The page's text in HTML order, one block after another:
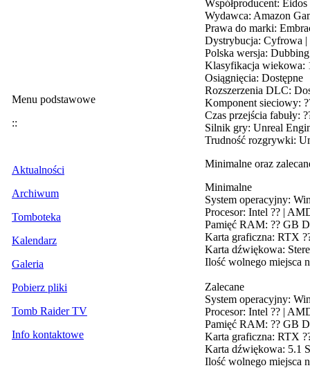
Menu podstawowe
::
Aktualności
Archiwum
Tomboteka
Kalendarz
Galeria
Pobierz pliki
Tomb Raider TV
Info kontaktowe
Współproducent:
Wydawca: Amazon
Prawa do marki:
Dystrybucja: Cyfrowa |
Polska wersja: Dubbing
Klasyfikacja wiekowa:
Osiągnięcia: Dostępne
Rozszerzenia DLC:
Komponent sieciowy:
Czas przejścia fabuły:
Silnik gry: Unreal
Trudność rozgrywki:
Minimalne oraz
Minimalne
System operacyjny:
Procesor: Intel ?? |
Pamięć RAM: ?? GB
Karta graficzna: RTX
Karta dźwiękowa:
Ilość wolnego miejsca
Zalecane
System operacyjny:
Procesor: Intel ?? |
Pamięć RAM: ?? GB
Karta graficzna: RTX
Karta dźwiękowa: 5.1
Ilość wolnego miejsca